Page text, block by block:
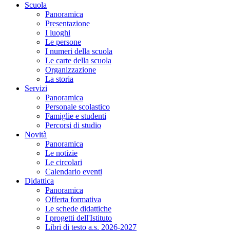
Scuola
Panoramica
Presentazione
I luoghi
Le persone
I numeri della scuola
Le carte della scuola
Organizzazione
La storia
Servizi
Panoramica
Personale scolastico
Famiglie e studenti
Percorsi di studio
Novità
Panoramica
Le notizie
Le circolari
Calendario eventi
Didattica
Panoramica
Offerta formativa
Le schede didattiche
I progetti dell'Istituto
Libri di testo a.s. 2026-2027